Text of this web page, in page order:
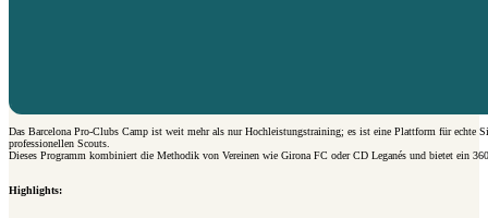
Das Barcelona Pro-Clubs Camp ist weit mehr als nur Hochleistungstraining; es ist eine Plattform für
professionellen Scouts.
Dieses Programm kombiniert die Methodik von Vereinen wie Girona FC oder CD Leganés und bietet ein
Highlights: